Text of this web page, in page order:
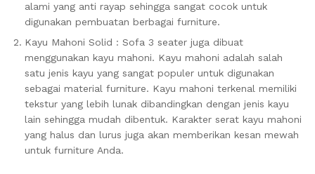
alami yang anti rayap sehingga sangat cocok untuk
digunakan pembuatan berbagai furniture.
Kayu Mahoni Solid : Sofa 3 seater juga dibuat
menggunakan kayu mahoni. Kayu mahoni adalah salah
satu jenis kayu yang sangat populer untuk digunakan
sebagai material furniture. Kayu mahoni terkenal memiliki
tekstur yang lebih lunak dibandingkan dengan jenis kayu
lain sehingga mudah dibentuk. Karakter serat kayu mahoni
yang halus dan lurus juga akan memberikan kesan mewah
untuk furniture Anda.